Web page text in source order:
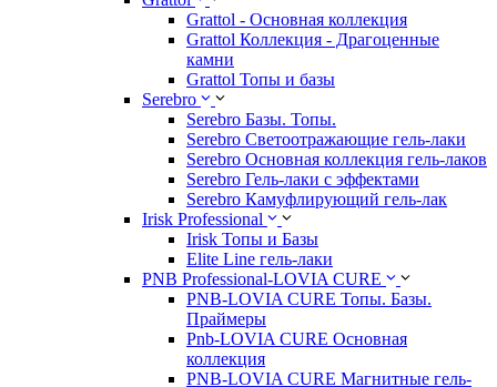
Grattol - Oснoвнaя коллекция
Grattol Коллекция - Драгоценные
камни
Grattol Топы и базы
Serebro
Serebro Базы. Топы.
Serebro Светоотражающие гель-лаки
Serebro Основная коллекция гель-лаков
Serebro Гель-лаки с эффектами
Serebro Камуфлирующий гель-лак
Irisk Professional
Irisk Топы и Базы
Elite Line гель-лаки
PNB Professional-LOVIA CURE
PNB-LOVIA CURE Топы. Базы.
Праймеры
Pnb-LOVIA CURE Основная
коллекция
PNB-LOVIA CURE Магнитные гель-